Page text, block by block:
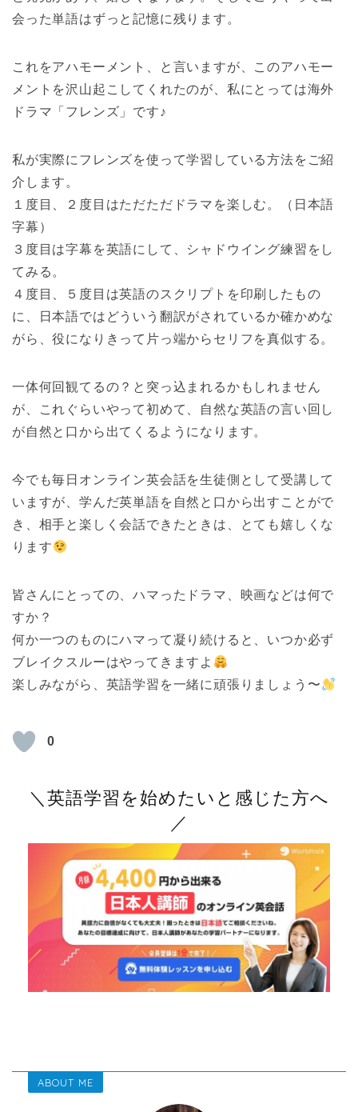
会った単語はずっと記憶に残ります。
これをアハモーメント、と言いますが、このアハモー
メントを沢山起こしてくれたのが、私にとっては海外
ドラマ「フレンズ」です♪
私が実際にフレンズを使って学習している方法をご紹
介します。
１度目、２度目はただただドラマを楽しむ。（日本語
字幕）
３度目は字幕を英語にして、シャドウイング練習をし
てみる。
４度目、５度目は英語のスクリプトを印刷したもの
に、日本語ではどういう翻訳がされているか確かめな
がら、役になりきって片っ端からセリフを真似する。
一体何回観てるの？と突っ込まれるかもしれません
が、これぐらいやって初めて、自然な英語の言い回し
が自然と口から出てくるようになります。
今でも毎日オンライン英会話を生徒側として受講して
いますが、学んだ英単語を自然と口から出すことがで
き、相手と楽しく会話できたときは、とても嬉しくな
ります
皆さんにとっての、ハマったドラマ、映画などは何で
すか？
何か一つのものにハマって凝り続けると、いつか必ず
ブレイクスルーはやってきますよ
楽しみながら、英語学習を一緒に頑張りましょう〜
0
＼英語学習を始めたいと感じた方へ
／
ABOUT ME